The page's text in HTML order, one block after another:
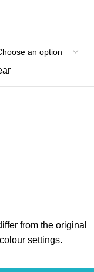
from the original
settings.